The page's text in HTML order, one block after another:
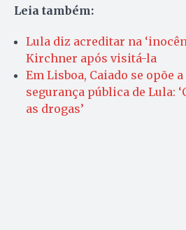
Leia também:
Lula diz acreditar na
Kirchner após visitá-la
Em Lisboa, Caiado se opõe
segurança pública de Lula:
as drogas’